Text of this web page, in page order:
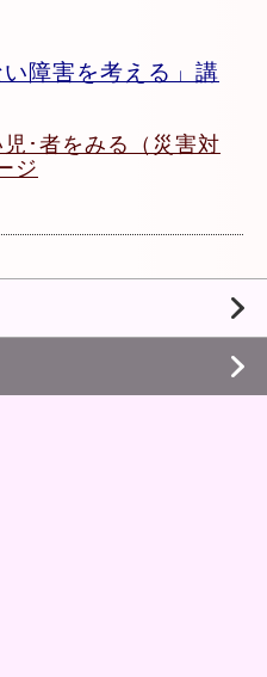
障害を考える」講
･者をみる（災害対
ジ